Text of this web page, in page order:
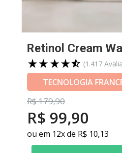
Retinol Cream
(1.417
TECNOLOGIA
R$ 179,90
ou em 12x de R$ 10,13
R$ 99,90